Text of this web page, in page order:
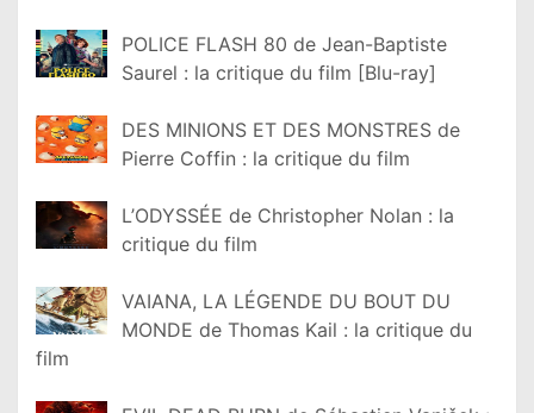
POLICE FLASH 80 de Jean-Baptiste
Saurel : la critique du film [Blu-ray]
DES MINIONS ET DES MONSTRES de
Pierre Coffin : la critique du film
L’ODYSSÉE de Christopher Nolan : la
critique du film
VAIANA, LA LÉGENDE DU BOUT DU
MONDE de Thomas Kail : la critique du
film